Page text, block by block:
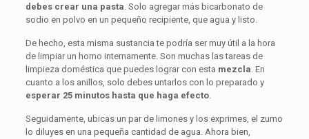
debes crear una pasta. Solo agregar más bicarbonato de
sodio en polvo en un pequeño recipiente, que agua y listo.
De hecho, esta misma sustancia te podría ser muy útil a la hora
de limpiar un horno internamente. Son muchas las tareas de
limpieza doméstica que puedes lograr con esta mezcla. En
cuanto a los anillos, solo debes untarlos con lo preparado y
esperar 25 minutos hasta que haga efecto.
Seguidamente, ubicas un par de limones y los exprimes, el zumo
lo diluyes en una pequeña cantidad de agua. Ahora bien,